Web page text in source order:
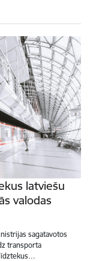
latviešu
valodas
sagatavotos
transporta